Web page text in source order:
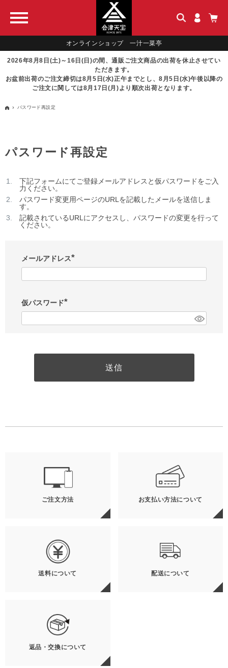
オンラインショップ 一汁一菜亭
2026年8月8日(土)～16日(日)の間、通販ご注文商品の出荷を休止させてい
ただきます。
お盆前出荷のご注文締切は8月5日(水)正午までとし、8月5日(水)午後以降の
ご注文に関しては8月17日(月)より順次出荷となります。
パスワード再設定
パスワード再設定
下記フォームにてご登録メールアドレスと仮パスワードをご入
力ください。
パスワード変更用ページのURLを記載したメールを送信しま
す。
記載されているURLにアクセスし、パスワードの変更を行って
ください。
メールアドレス
(
須
仮パスワード
(
須
送信
ご注文方法 お支払い方法について
送料について 配送について
返品・交換について